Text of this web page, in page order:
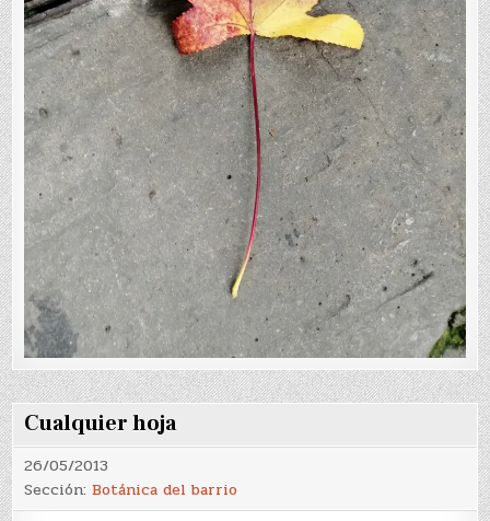
Cualquier hoja
26/05/2013
Sección:Botánica del barrio